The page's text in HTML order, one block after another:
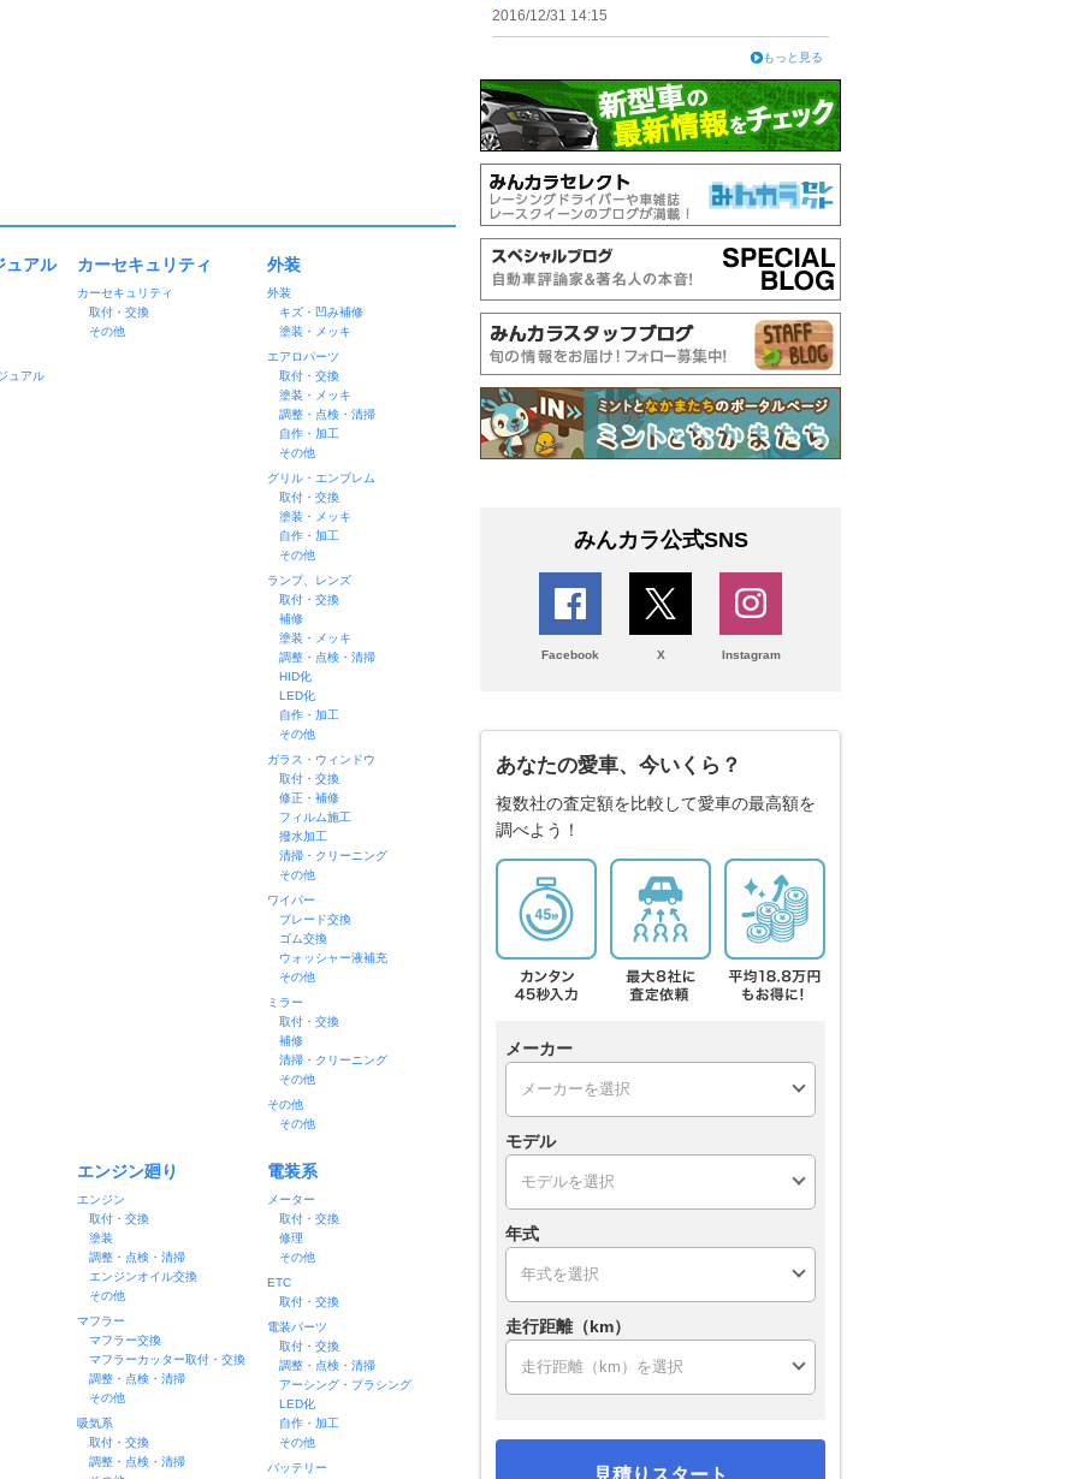
ュアル
ュアル
カーセキュリティ
カーセキュリティ
取付・交換
その他
外装
外装
キズ・凹み補修
塗装・メッキ
エアロパーツ
取付・交換
塗装・メッキ
調整・点検・清掃
自作・加工
その他
グリル・エンブレム
取付・交換
塗装・メッキ
自作・加工
その他
ランプ、レンズ
取付・交換
補修
塗装・メッキ
調整・点検・清掃
HID化
LED化
自作・加工
その他
ガラス・ウィンドウ
取付・交換
修正・補修
フィルム施工
撥水加工
清掃・クリーニング
その他
ワイパー
ブレード交換
ゴム交換
ウォッシャー液補充
その他
ミラー
取付・交換
補修
清掃・クリーニング
その他
その他
その他
エンジン廻り
エンジン
取付・交換
塗装
調整・点検・清掃
エンジンオイル交換
その他
マフラー
マフラー交換
マフラーカッター取付・交換
調整・点検・清掃
その他
吸気系
取付・交換
調整・点検・清掃
電装系
メーター
取付・交換
修理
その他
ETC
取付・交換
電装パーツ
取付・交換
調整・点検・清掃
アーシング・プラシング
LED化
自作・加工
その他
バッテリー
2016/12/31 14:15
もっと見る
みんカラ公式SNS
Facebook X Instagram
あなたの愛車、今いくら？
複数社の査定額を比較して愛車の最高額を
調べよう！
メーカー
モデル
年式
走行距離（km）
見積りスタート